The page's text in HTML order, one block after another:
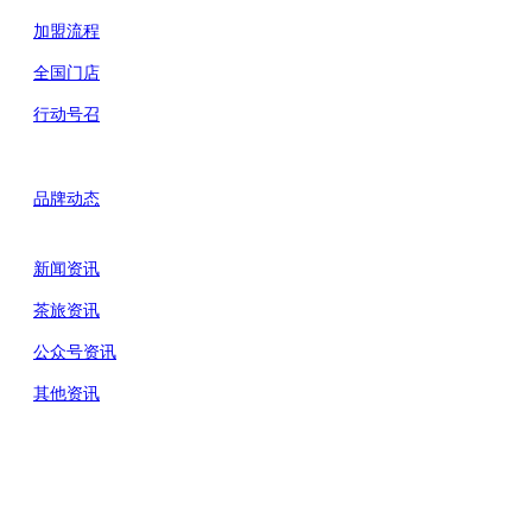
加盟流程
全国门店
行动号召
品牌动态
新闻资讯
茶旅资讯
公众号资讯
其他资讯